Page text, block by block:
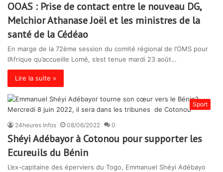
OOAS : Prise de contact entre le nouveau DG,
Melchior Athanase Joël et les ministres de la
santé de la Cédéao
En marge de la 72ème session du comité régional de l’OMS pour
l’Afrique qu’accueille Lomé, s’est tenue mardi 23 août…
Lire la suite »
Sport
24heures Infos 08/06/2022 0
Shéyi Adébayor à Cotonou pour supporter les
Ecureuils du Bénin
L’ex-capitaine des éperviers du Togo, Emmanuel Shéyi Adébayo